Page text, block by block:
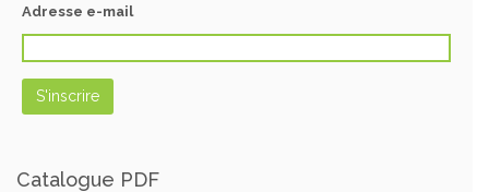
Adresse e-mail
Catalogue PDF